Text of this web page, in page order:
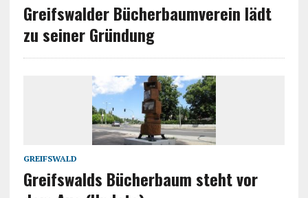
Greifswalder Bücherbaumverein lädt
zu seiner Gründung
GREIFSWALD
Greifswalds Bücherbaum steht vor